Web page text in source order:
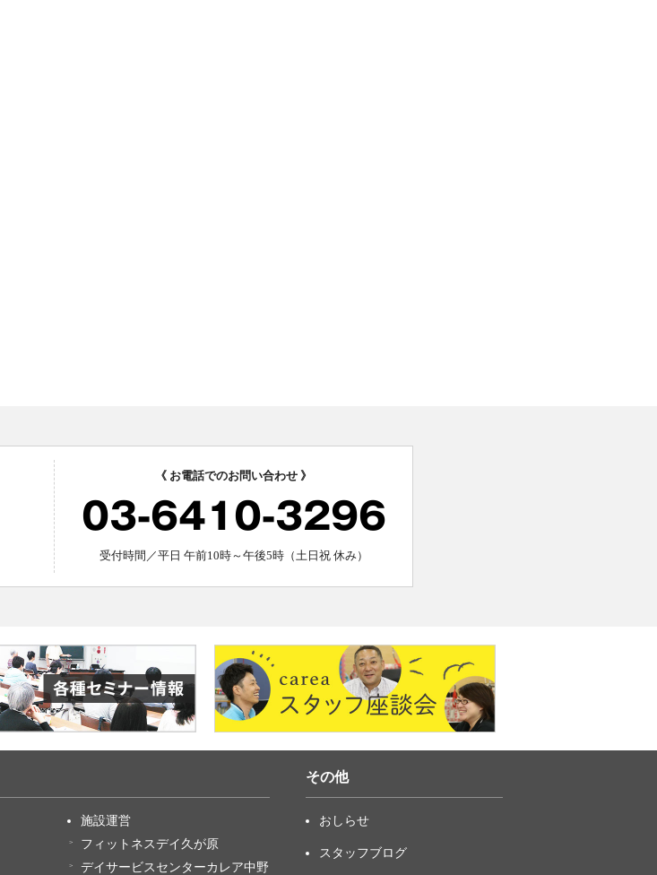
《 お電話でのお問い合わせ 》
03-6410-3296
受付時間／平日 午前10時～午後5時（土日祝 休み）
施設運営
フィットネスデイ久が原
デイサービスセンターカレア中野
その他
おしらせ
スタッフブログ